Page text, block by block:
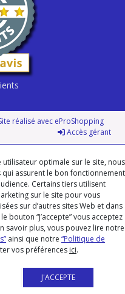
réalisé avec eProShopping
Accès gérant
optimale sur le site, nous
assurent le bon fonctionnement
Certains tiers utilisent
sur le site pour vous
sur d’autres sites Web et dans
bouton “J’accepte” vous acceptez
savoir plus, vous pouvez lire notre
ainsi que notre “Politique de
vos préférences ici.
J'ACCEPTE